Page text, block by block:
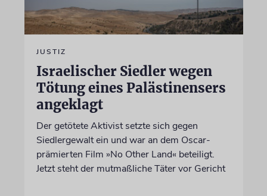
JUSTIZ
Israelischer Siedler wegen
Tötung eines Palästinensers
angeklagt
Der getötete Aktivist setzte sich gegen
Siedlergewalt ein und war an dem Oscar-
prämierten Film »No Other Land« beteiligt.
Jetzt steht der mutmaßliche Täter vor Gericht